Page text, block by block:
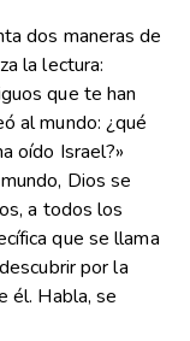
dos maneras de
la lectura:
que te han
al mundo: ¿qué
oído Israel?»
Dios se
a todos los
que se llama
por la
él. Habla, se